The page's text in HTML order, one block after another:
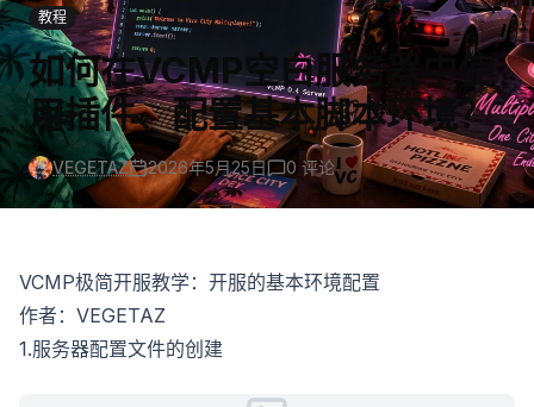
教程
如何在VCMP空白服务器中使
用插件、配置基本脚本环境？
VEGETAZ 2026年5月25日 0 评论
VCMP极简开服教学：开服的基本环境配置
作者：VEGETAZ
1.服务器配置文件的创建